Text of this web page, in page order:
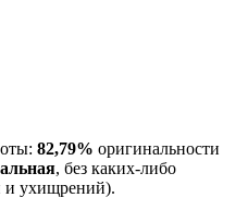
82,79% оригинальности
, без каких-либо
и ухищрений).